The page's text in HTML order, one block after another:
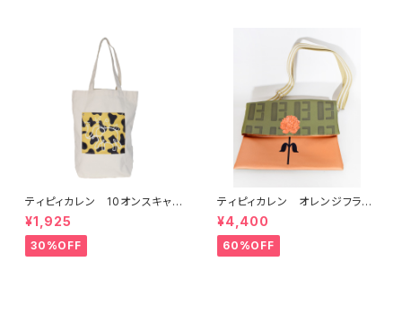
ティピィカレン 10オンスキャン
バス外ポケット縦長マイバッグ
¥1,925
30%OFF
ティピィカレン オレンジフラワ
ー柄クラッチ型２WAYバッグ
¥4,400
60%OFF